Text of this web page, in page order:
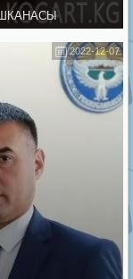
2022-12-07